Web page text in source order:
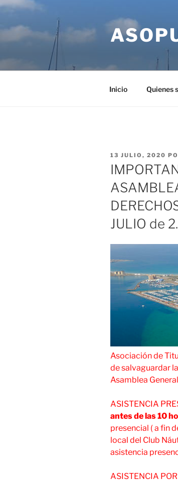
Saltar
contenido
Inicio Quienes
PUBLICADO
EL
13 JULIO, 2020
JULIO de
Asociación de
de salvaguardar
Asamblea
ASISTENCIA
antes de las 10
presencial ( a fin
local del Club
asistencia
ASISTENCIA